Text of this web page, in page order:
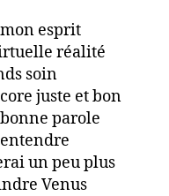
esprit
réalité
soin
juste et bon
parole
un peu plus
Venus